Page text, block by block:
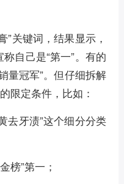
”关键词，结果显示，
自己是“第一”。有的
量冠军”。但仔细拆解
限定条件，比如：
去牙渍”这个细分分类
榜”第一；